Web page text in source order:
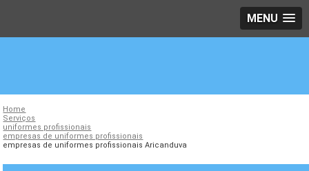
MENU
Home
Serviços
uniformes profissionais
empresas de uniformes profissionais
empresas de uniformes profissionais Aricanduva